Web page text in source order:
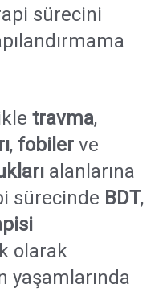
sürecini
travma,
, fobiler ve
alanlarına
sürecinde BDT,
olarak
yaşamlarında